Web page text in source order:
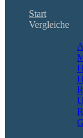
Start
Vergleiche